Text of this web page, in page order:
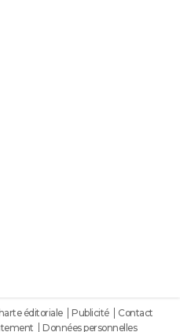
éditoriale Publicité
Contact
Données personnelles